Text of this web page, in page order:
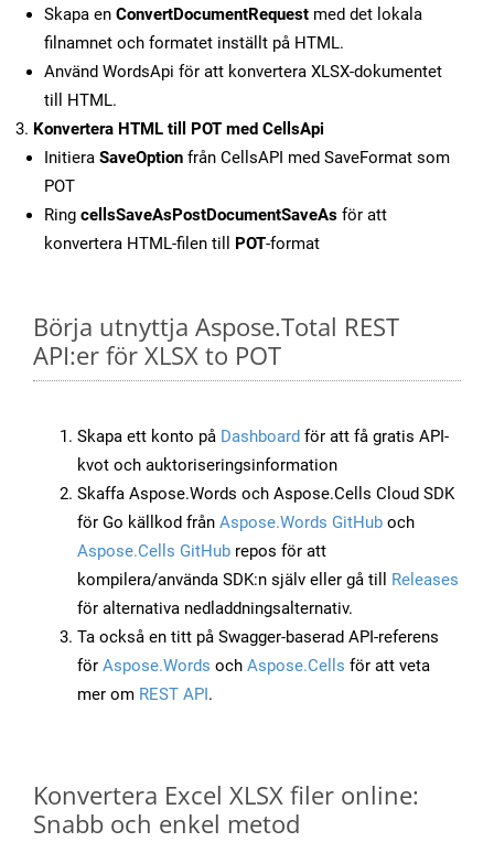
Skapa en ConvertDocumentRequest med det lokala
filnamnet och formatet inställt på HTML.
Använd WordsApi för att konvertera XLSX-dokumentet
till HTML.
Konvertera HTML till POT med CellsApi
Initiera SaveOption från CellsAPI med SaveFormat som
POT
Ring cellsSaveAsPostDocumentSaveAs för att
konvertera HTML-filen till POT-format
Börja utnyttja Aspose.Total REST
API:er för XLSX to POT
Skapa ett konto på Dashboard för att få gratis API-
kvot och auktoriseringsinformation
Skaffa Aspose.Words och Aspose.Cells Cloud SDK
för Go källkod från Aspose.Words GitHub och
Aspose.Cells GitHub repos för att
kompilera/använda SDK:n själv eller gå till Releases
för alternativa nedladdningsalternativ.
Ta också en titt på Swagger-baserad API-referens
för Aspose.Words och Aspose.Cells för att veta
mer om REST API.
Konvertera Excel XLSX filer online:
Snabb och enkel metod